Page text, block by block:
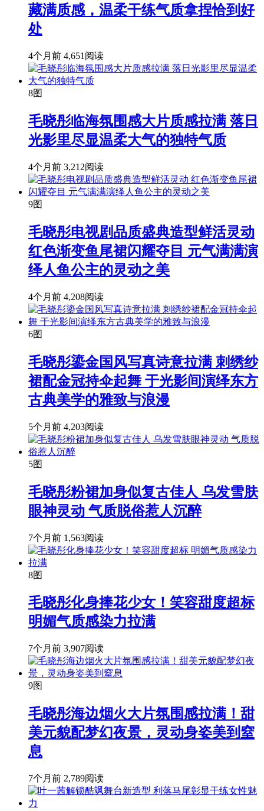
藏满质感，温柔干练气质拿捏恰到好
处
4个月前 4,651阅读
8图
毛晓彤临海氛围感大片质感拉满 落日
光影里尽显温柔大气的独特气质
4个月前 3,212阅读
9图
毛晓彤电视剧品质盛典造型鲜活灵动
红色渐变鱼尾裙闪耀夺目 元气满满演
绎人鱼公主的灵动之美
4个月前 4,208阅读
6图
毛晓彤鎏金国风写真诗意拉满 刺绣纱
裙配金冠持伞起舞 于光影间演绎东方
古典美学的雅致与浪漫
5个月前 4,203阅读
5图
毛晓彤粉裙加身似复古佳人 乌发雪肤
眼神灵动 气质脱俗惹人沉醉
7个月前 1,563阅读
8图
毛晓彤化身捧花少女！笑容甜度超标
明媚气质感染力拉满
7个月前 3,907阅读
9图
毛晓彤海边烟火大片氛围感拉满！甜
美元貌配梦幻夜景，灵动身姿美到窒
息
7个月前 2,789阅读